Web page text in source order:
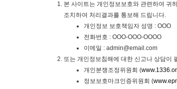
본 사이트는 개인정보보호와 관련하여 귀
조치하여 처리결과를 통보해 드립니다.
개인정보 보호책임자 성명 : OOO
전화번호 : OOO-OOO-OOOO
이메일 : admin@email.com
또는 개인정보침해에 대한 신고나 상담이
개인분쟁조정위원회 (
정보보호마크인증위원회 (